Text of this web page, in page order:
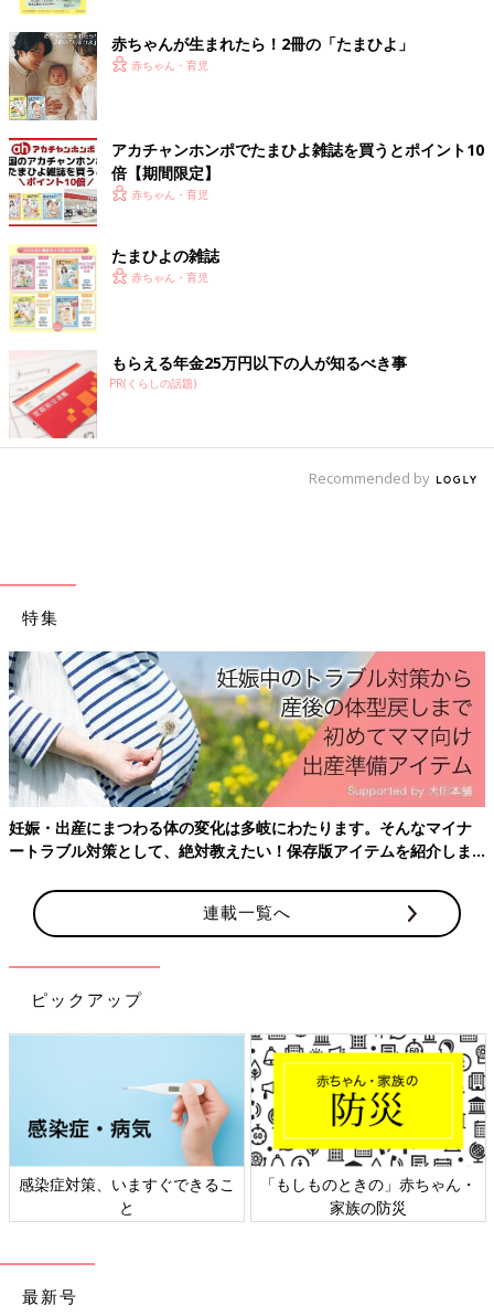
出典：Instagramアカウント「utamaru0306」
utamaru0306さんはZARAで買ったムートンコートでコーディネ
ート♪ 裏地の素材がふわふわサラサラとした触り心地で、とても
暖かいんだとか！インナーと靴下はバースデイで買ったアイテム
だそうで、アウターとの相性もピッタリですね。
オンラインでGET！くすみピンクが可愛いダウン
出典：Instagramアカウント「yumikokubu」
yumiさんはこちらのアウターをセレクト。ZARAのオンラインシ
ョップで買ったアイテムだそうで、オンラインなら店舗に行く手
間が省けるのが嬉しいですよね！！内側のモコモコ素材も冬らし
在庫復活で運よくGET！暖かい花柄ベスト
赤ちゃんが生まれたら！2冊の「たまひよ」
赤ちゃん・育児
アカチャンホンポでたまひよ雑誌を買うとポイント10
倍【期間限定】
赤ちゃん・育児
たまひよの雑誌
赤ちゃん・育児
もらえる年金25万円以下の人が知るべき事
PR(くらしの話題)
Recommended by
特集
妊娠・出産にまつわる体の変化は多岐にわたります。そんなマイナ
ートラブル対策として、絶対教えたい！保存版アイテムを紹介しま
連載一覧へ
ピックアップ
感染症対策、いますぐできるこ
と
「もしものときの」赤ちゃん・
家族の防災
最新号